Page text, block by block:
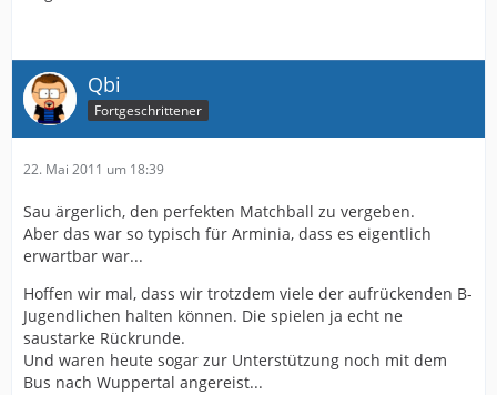
Qbi
Fortgeschrittener
22. Mai 2011 um 18:39
Sau ärgerlich, den perfekten Matchball zu vergeben.
Aber das war so typisch für Arminia, dass es eigentlich
erwartbar war...
Hoffen wir mal, dass wir trotzdem viele der aufrückenden B-
Jugendlichen halten können. Die spielen ja echt ne
saustarke Rückrunde.
Und waren heute sogar zur Unterstützung noch mit dem
Bus nach Wuppertal angereist...